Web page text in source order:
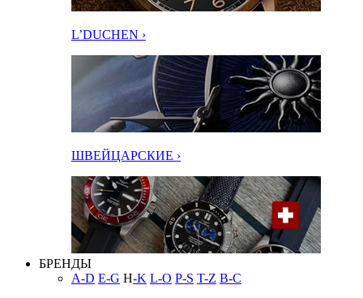
L’DUCHEN ›
ШВЕЙЦАРСКИЕ ›
БРЕНДЫ
A-D E-G H-K L-O P-S T-Z В-С